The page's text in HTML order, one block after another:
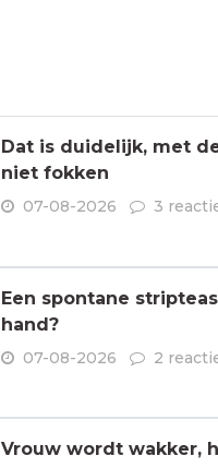
Dat is duidelijk, met
niet fokken
07-08-2026 3
Een spontane
hand?
07-08-2026 2
Vrouw wordt wakker,